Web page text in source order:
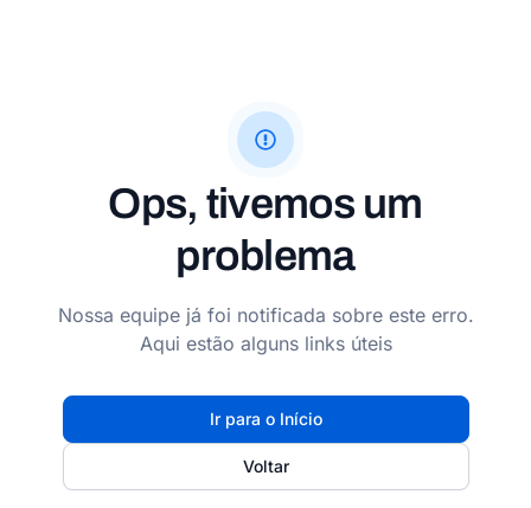
Ops, tivemos um
problema
Nossa equipe já foi notificada sobre este erro.
Aqui estão alguns links úteis
Ir para o Início
Voltar